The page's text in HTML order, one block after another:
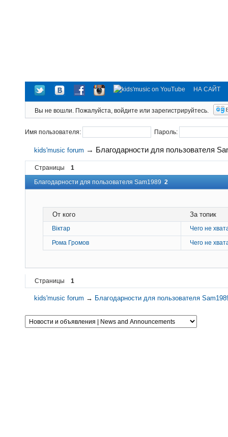
НА САЙТ
Вы не вошли. Пожалуйста, войдите или зарегистрируйтесь.
Имя пользователя: Пароль:
kids'music forum → Благодарности для пользователя
Страницы
1
Благодарности для пользователя Sam1989 2
От кого За топик
Вiктар
Чего не
Рома Громов
Чего не
Страницы 1
kids'music forum → Благодарности для пользователя